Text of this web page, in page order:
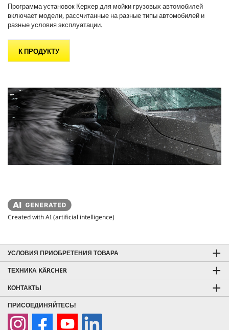
Программа установок Керхер для мойки грузовых автомобилей
включает модели, рассчитанные на разные типы автомобилей и
разные условия эксплуатации.
К ПРОДУКТУ
Created with AI (artificial intelligence)
УСЛОВИЯ ПРИОБРЕТЕНИЯ ТОВАРА
ТЕХНИКА KÄRCHER
КОНТАКТЫ
ПРИСОЕДИНЯЙТЕСЬ!